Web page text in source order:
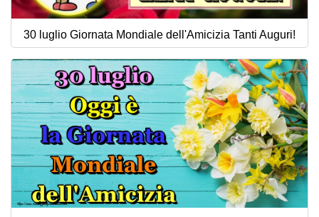
30 luglio Giornata Mondiale dell'Amicizia Tanti Auguri!